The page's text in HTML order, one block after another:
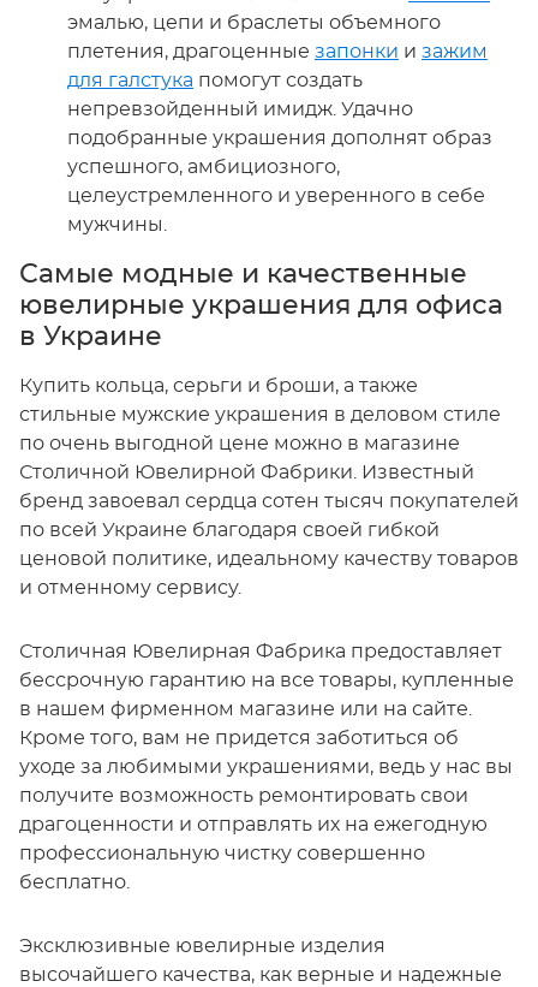
эмалью, цепи и браслеты объемного
плетения, драгоценные запонки и зажим
для галстука помогут создать
непревзойденный имидж. Удачно
подобранные украшения дополнят образ
успешного, амбициозного,
целеустремленного и уверенного в себе
мужчины.
Самые модные и качественные
ювелирные украшения для офиса
в Украине
Купить кольца, серьги и броши, а также
стильные мужские украшения в деловом стиле
по очень выгодной цене можно в магазине
Столичной Ювелирной Фабрики. Известный
бренд завоевал сердца сотен тысяч покупателей
по всей Украине благодаря своей гибкой
ценовой политике, идеальному качеству товаров
и отменному сервису.
Столичная Ювелирная Фабрика предоставляет
бессрочную гарантию на все товары, купленные
в нашем фирменном магазине или на сайте.
Кроме того, вам не придется заботиться об
уходе за любимыми украшениями, ведь у нас вы
получите возможность ремонтировать свои
драгоценности и отправлять их на ежегодную
профессиональную чистку совершенно
бесплатно.
Эксклюзивные ювелирные изделия
высочайшего качества, как верные и надежные